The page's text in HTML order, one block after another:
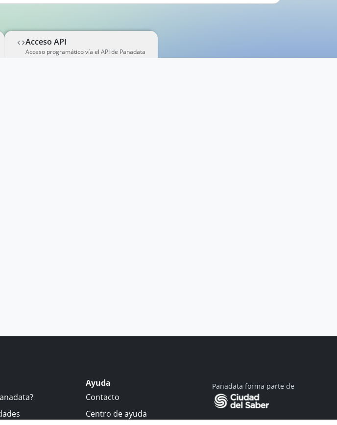
Acceso API
Acceso programático vía el API de Panadata
Ayuda
Contacto
Centro de ayuda
Panadata forma parte de